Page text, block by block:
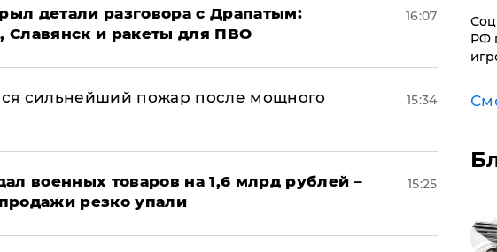
детали разговора с Драпатым:
Славянск и ракеты для ПВО
16:07
сильнейший пожар после мощного
15:34
военных товаров на 1,6 млрд рублей –
резко упали
15:25
РФ